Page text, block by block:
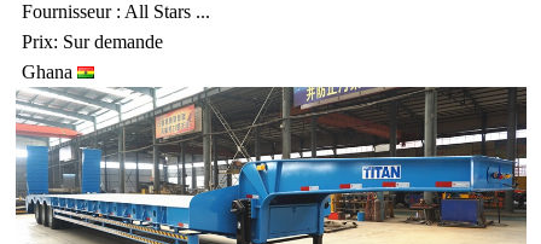
Fournisseur : All Stars ...
Prix: Sur demande
Ghana